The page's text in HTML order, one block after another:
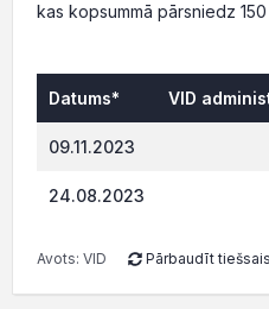
kas kopsummā pārsniedz
Datums* VID
09.11.2023
24.08.2023
Avots: VID Pārbaudīt